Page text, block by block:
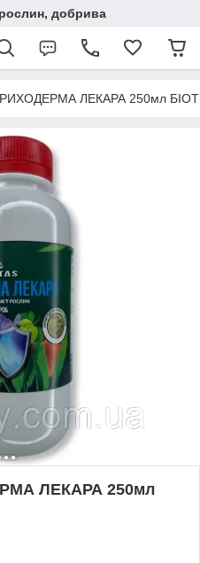
добрива
ТРИХОДЕРМА ЛЕКАРА 250мл
ЛЕКАРА 250мл